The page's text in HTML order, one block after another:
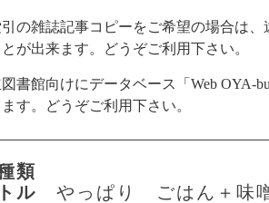
の雑誌記事コピーをご希望の場合は、
が出来ます。どうぞご利用下さい。
書館向けにデータベース 「 Web OYA-
す。
どうぞご利用下さい。
類
ル
やっぱり ごはん＋味